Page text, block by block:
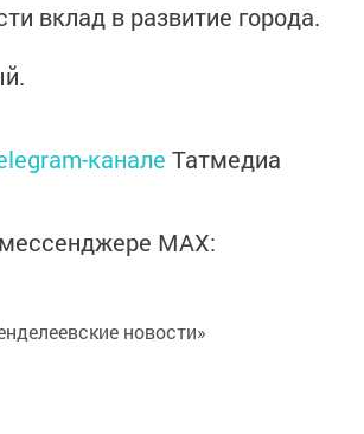
вклад в развитие города.
канале Татмедиа
MАХ:
новости»